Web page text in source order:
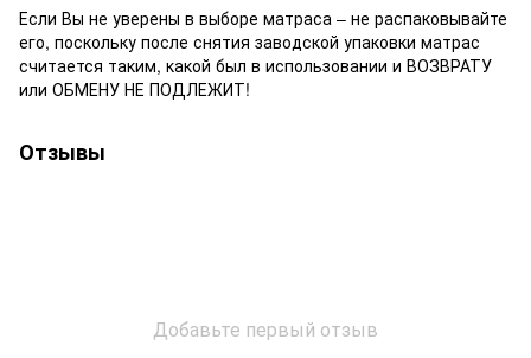
Если Вы не уверены в выборе матраса – не распаковывайте
его, поскольку после снятия заводской упаковки матрас
считается таким, какой был в использовании и ВОЗВРАТУ
или ОБМЕНУ НЕ ПОДЛЕЖИТ!
Отзывы
Добавьте первый отзыв